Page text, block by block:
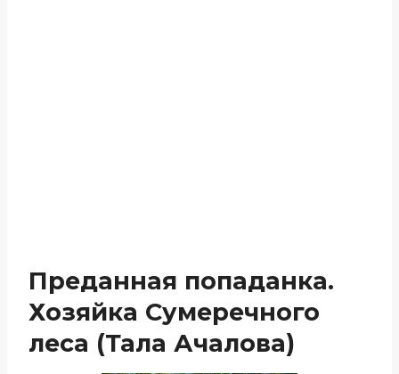
Преданная попаданка.
Хозяйка Сумеречного
леса (Тала Ачалова)